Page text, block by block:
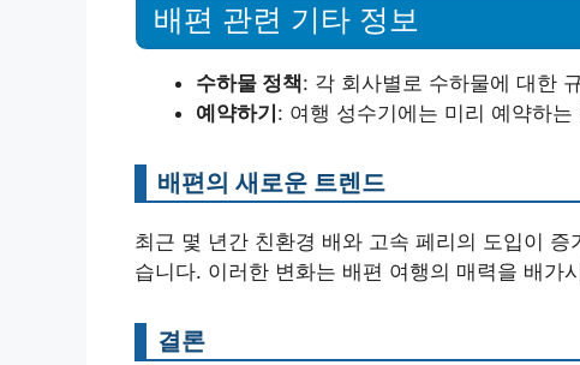
배편 관련 기타 정보
수하물 정책: 각 회사별로 수하물에 대한
예약하기: 여행 성수기에는 미리 예약하는
배편의 새로운 트렌드
최근 몇 년간 친환경 배와 고속 페리의 도입이
습니다. 이러한 변화는 배편 여행의 매력을 배가
결론